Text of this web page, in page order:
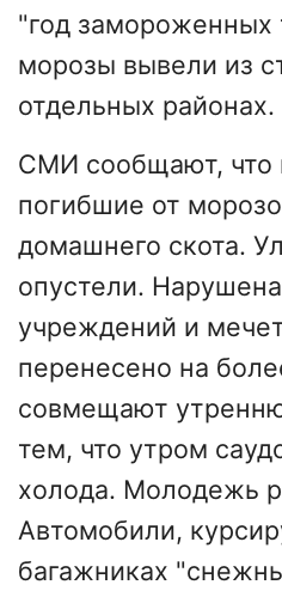
"год замороженных
морозы вывели из
отдельных районах.
СМИ сообщают, что
погибшие от
домашнего скота.
опустели.
учреждений и
перенесено на
совмещают
тем, что утром
холода. Молодежь
Автомобили,
багажниках